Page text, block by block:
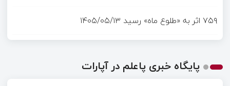
۷۵۹ اثر به «طلوع ماه» رسید
۱۴۰۵/۰۵/۱۳
پایگاه خبری پاعلم در آپارات